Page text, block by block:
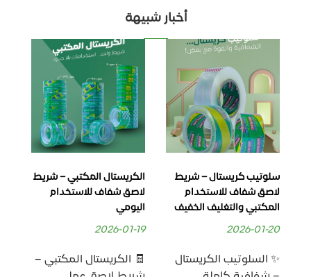
أخبار شبيهة
سلوتيب كريستال – شريط
لاصق شفاف للاستخدام
المكتبي والتغليف الخفيف
2026-01-20
✨ السلوتيب الكريستال
الكريستال المكتبي – شريط
لاصق شفاف للاستخدام
اليومي
2026-01-19
🧾 الكريستال المكتبي –